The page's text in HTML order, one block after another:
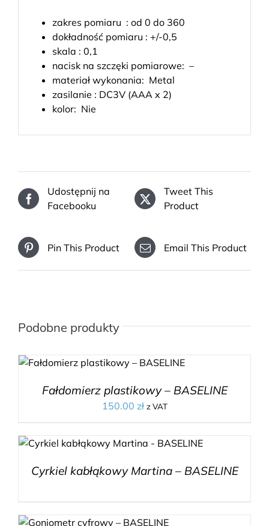
zakres pomiaru : od 0 do 360
dokładność pomiaru : +/-0,5
skala : 0,1
nacisk na szczęki pomiarowe: –
materiał wykonania: Metal
zasilanie : DC3V (AAA x 2)
kolor: Nie
Udostępnij na
Facebooku
Tweet This
Product
Pin This Product Email This Product
Podobne produkty
Fałdomierz plastikowy – BASELINE
150.00 zł z VAT
Cyrkiel kabłąkowy Martina – BASELINE